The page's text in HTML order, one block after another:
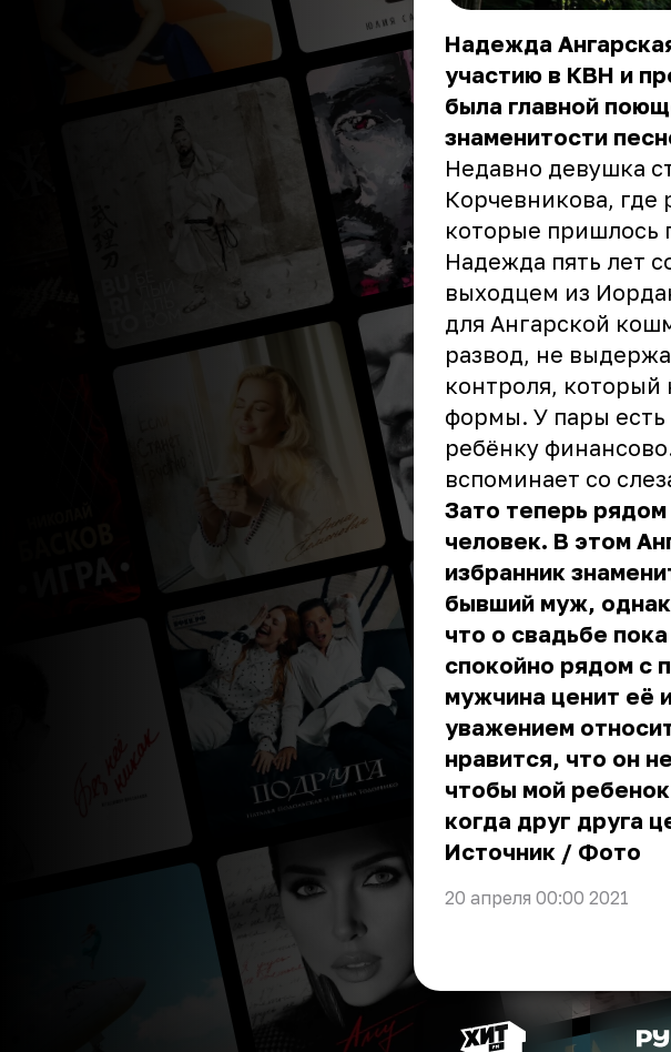
Надежда
участию в КВН и
была главной
знаменитости
Недавно девушка
Корчевникова, где
которые пришлось
Надежда пять лет
выходцем из
для Ангарской
развод, не
контроля,
формы. У пары
ребёнку
вспоминает со
Зато теперь
человек. В этом
избранник
бывший муж,
что о свадьбе
спокойно рядом с
мужчина ценит её
уважением
нравится, что он
чтобы мой
когда друг друга
Источник / Фото
20 апреля 00:00 2021